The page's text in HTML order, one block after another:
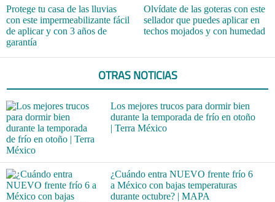
Protege tu casa de las lluvias
con este impermeabilizante fácil
de aplicar y con 3 años de
garantía
Olvídate de las goteras con este
sellador que puedes aplicar en
techos mojados y con humedad
OTRAS NOTICIAS
Los mejores trucos para dormir bien
durante la temporada de frío en otoño
| Terra México
¿Cuándo entra NUEVO frente frío 6
a México con bajas temperaturas
durante octubre? | MAPA